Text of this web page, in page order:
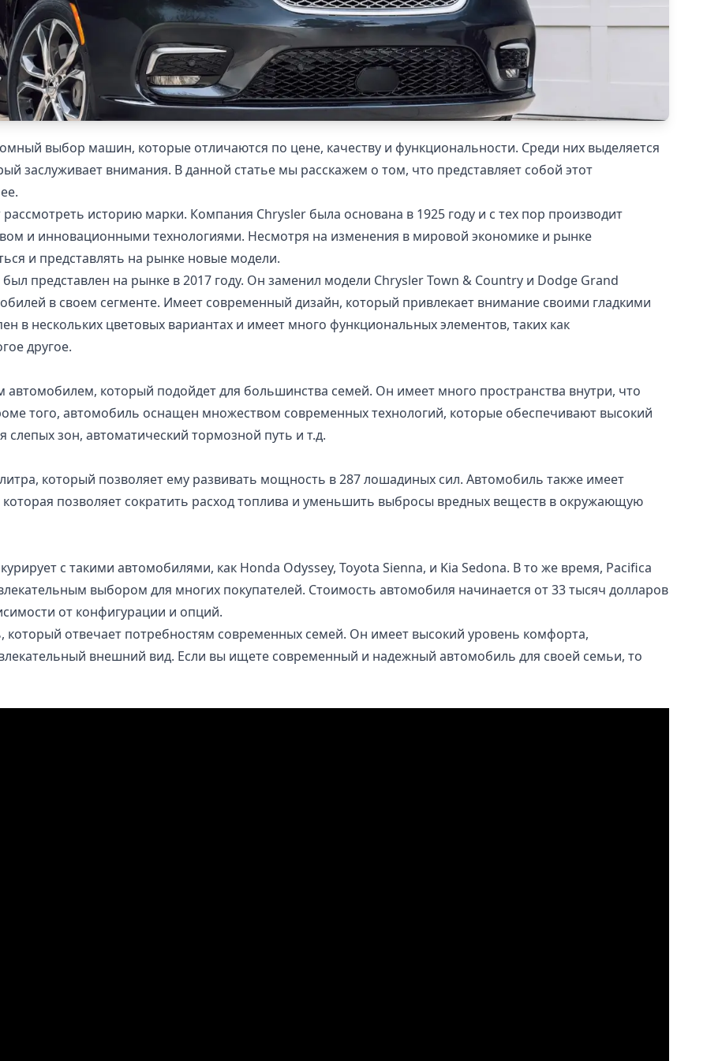
выбор машин, которые отличаются по цене, качеству и функциональности. Среди них выделяется
заслуживает внимания. В данной статье мы расскажем о том, что представляет собой этот
рассмотреть историю марки. Компания Chrysler была основана в 1925 году и с тех пор производит
и инновационными технологиями. Несмотря на изменения в мировой экономике и рынке
и представлять на рынке новые модели.
представлен на рынке в 2017 году. Он заменил модели Chrysler Town & Country и Dodge Grand
в своем сегменте. Имеет современный дизайн, который привлекает внимание своими гладкими
в нескольких цветовых вариантах и имеет много функциональных элементов, таких как
другое.
который подойдет для большинства семей. Он имеет много пространства внутри, что
того, автомобиль оснащен множеством современных технологий, которые обеспечивают высокий
слепых зон, автоматический тормозной путь и т.д.
который позволяет ему развивать мощность в 287 лошадиных сил. Автомобиль также имеет
позволяет сократить расход топлива и уменьшить выбросы вредных веществ в окружающую
с такими автомобилями, как Honda Odyssey, Toyota Sienna, и Kia Sedona. В то же время, Pacifica
выбором для многих покупателей. Стоимость автомобиля начинается от 33 тысяч долларов
от конфигурации и опций.
отвечает потребностям современных семей. Он имеет высокий уровень комфорта,
внешний вид. Если вы ищете современный и надежный автомобиль для своей семьи, то